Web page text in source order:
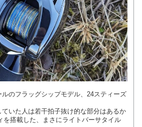
のフラッグシップモデル、24スティーズ
いた人は若干拍子抜け的な部分はあるか
を搭載した、まさにライトバーサタイル